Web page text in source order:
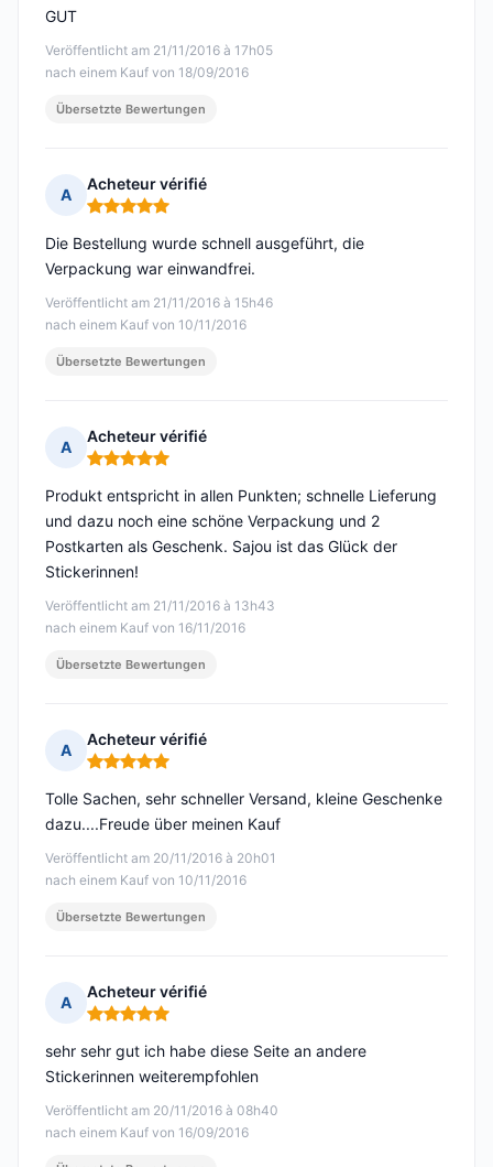
Veröffentlicht am 21/11/2016 à 17h05
nach einem Kauf von 18/09/2016
GUT
Übersetzte Bewertungen
A
Acheteur vérifié
Hinweis: 5 von 5
Veröffentlicht am 21/11/2016 à 15h46
nach einem Kauf von 10/11/2016
Die Bestellung wurde schnell ausgeführt, die
Verpackung war einwandfrei.
Übersetzte Bewertungen
A
Acheteur vérifié
Hinweis: 5 von 5
Veröffentlicht am 21/11/2016 à 13h43
nach einem Kauf von 16/11/2016
Produkt entspricht in allen Punkten; schnelle Lieferung
und dazu noch eine schöne Verpackung und 2
Postkarten als Geschenk. Sajou ist das Glück der
Stickerinnen!
Übersetzte Bewertungen
A
Acheteur vérifié
Hinweis: 5 von 5
Veröffentlicht am 20/11/2016 à 20h01
nach einem Kauf von 10/11/2016
Tolle Sachen, sehr schneller Versand, kleine Geschenke
dazu....Freude über meinen Kauf
Übersetzte Bewertungen
A
Acheteur vérifié
Hinweis: 5 von 5
Veröffentlicht am 20/11/2016 à 08h40
nach einem Kauf von 16/09/2016
sehr sehr gut ich habe diese Seite an andere
Stickerinnen weiterempfohlen